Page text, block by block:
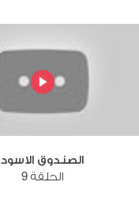
الصندوق الاسود
الحلقة 9